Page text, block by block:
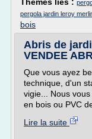
pergola jardin leroy
bois
Abris de
VENDEE
Que vous ayez
technique, d'un
vigie... Nous
en bois ou PVC
Lire la suite